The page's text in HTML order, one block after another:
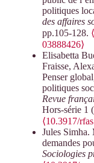
politiques
des affaires
pp.105-128.
03888426⟩
Elisabetta
Fraisse,
Penser
politiques
Revue
Hors-série 1
⟨10.3917/
Jules Simha.
demandes
Sociologies